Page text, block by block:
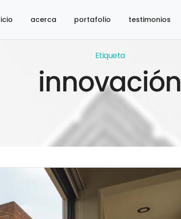
acerca portafolio testimonios
Etiqueta
innovación